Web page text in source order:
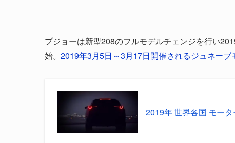
プジョーは新型208のフルモデルチェンジを行い
始。 2019年3月5日～3月17日開催されるジュネー
2019年 世界各国 モー